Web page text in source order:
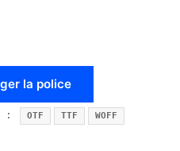
la police
: OTF TTF WOFF